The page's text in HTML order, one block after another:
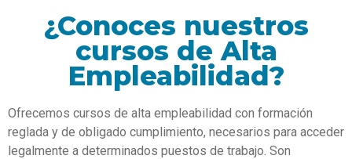
¿Conoces nuestros
cursos de Alta
Empleabilidad?
Ofrecemos cursos de alta empleabilidad con formación
reglada y de obligado cumplimiento, necesarios para acceder
legalmente a determinados puestos de trabajo. Son